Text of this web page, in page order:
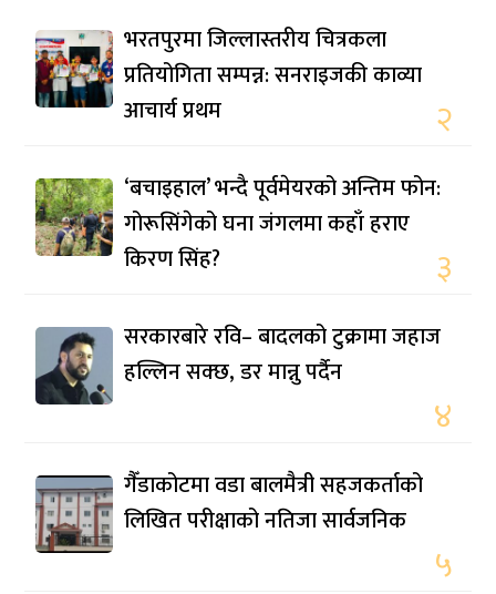
भरतपुरमा जिल्लास्तरीय चित्रकला
प्रतियोगिता सम्पन्न: सनराइजकी काव्या
आचार्य प्रथम
२
‘बचाइहाल’ भन्दै पूर्वमेयरको अन्तिम फोन:
गोरूसिंगेको घना जंगलमा कहाँ हराए
किरण सिंह?
३
सरकारबारे रवि– बादलको टुक्रामा जहाज
हल्लिन सक्छ, डर मान्नु पर्दैन
४
गैँडाकोटमा वडा बालमैत्री सहजकर्ताको
लिखित परीक्षाको नतिजा सार्वजनिक
५